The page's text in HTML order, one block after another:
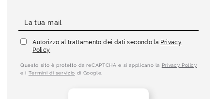
Autorizzo al trattamento dei dati secondo la Privacy
Policy
Questo sito è protetto da reCAPTCHA e si applicano la Privacy Policy
e i Termini di servizio di Google.